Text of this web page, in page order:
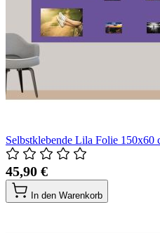
Selbstklebende Lila Folie 150x60
45,90 €
In den Warenkorb